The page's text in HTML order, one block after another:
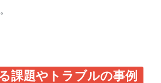
課題やトラブルの事例